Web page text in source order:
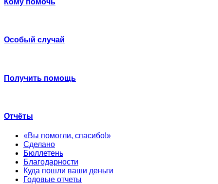
Особый случай
Получить помощь
Отчёты
«Вы помогли, спасибо!»
Сделано
Бюллетень
Благодарности
Куда пошли ваши деньги
Годовые отчеты